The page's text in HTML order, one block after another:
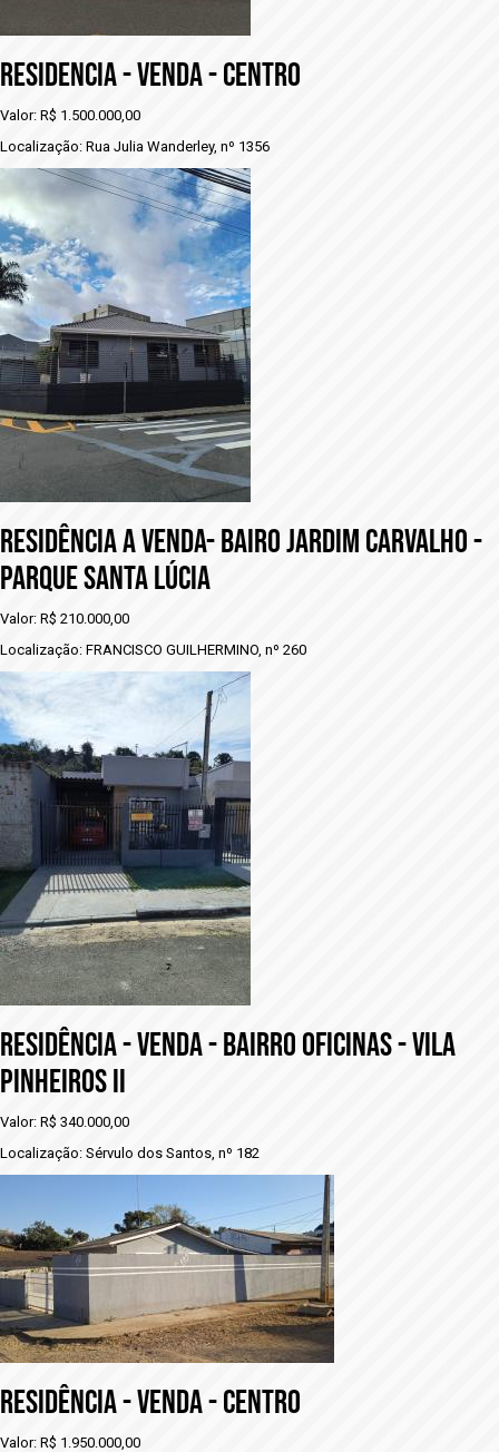
RESIDENCIA - VENDA - CENTRO
Valor: R$ 1.500.000,00
Localização: Rua Julia Wanderley, nº 1356
RESIDÊNCIA A VENDA- BAIRO JARDIM CARVALHO -
PARQUE SANTA LÚCIA
Valor: R$ 210.000,00
Localização: FRANCISCO GUILHERMINO, nº 260
RESIDÊNCIA - VENDA - BAIRRO OFICINAS - VILA
PINHEIROS II
Valor: R$ 340.000,00
Localização: Sérvulo dos Santos, nº 182
RESIDÊNCIA - VENDA - CENTRO
Valor: R$ 1.950.000,00